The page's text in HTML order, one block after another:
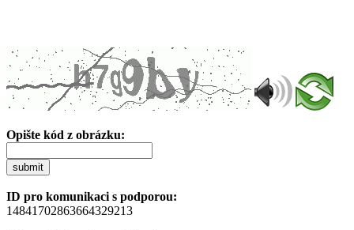
Opište kód z obrázku:
submit
ID pro komunikaci s podporou:
14841702863664329213